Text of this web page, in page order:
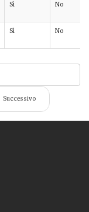
Sì No
Sì No
Successivo